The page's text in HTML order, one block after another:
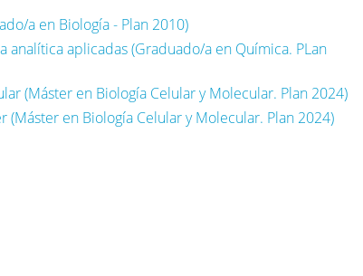
a en Biología - Plan 2010)
analítica aplicadas (Graduado/a en Química. PLan
(Máster en Biología Celular y Molecular. Plan 2024)
(Máster en Biología Celular y Molecular. Plan 2024)